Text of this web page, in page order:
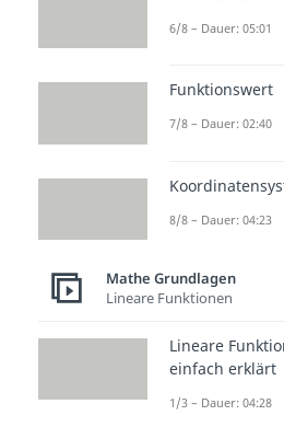
Zahl für s
Vektoren
2.Genaue
Die beiden
schneiden
Um das
du ein
löst es:
6/8 – Dauer: 05:01
Funktionswert
7/8 – Dauer: 02:40
8/8 – Dauer: 04:23
Mathe Grundlagen
Lineare Funktionen
Lineare
einfach erklärt
1/3 – Dauer: 04:28